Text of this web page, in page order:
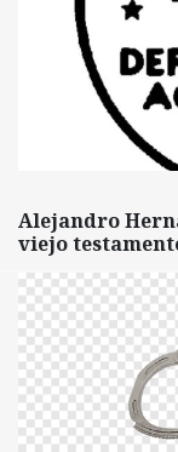
Alejandro
viejo